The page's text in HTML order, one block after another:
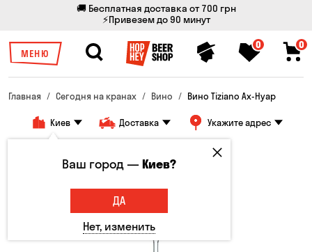
🚚 Бесплатная доставка от 700 грн
⚡Привезем до 90 минут
МЕНЮ
0 0
Главная Сегодня на кранах Вино Вино Tiziano Ах-Нуар
Киев Доставка Укажите адрес
Ваш город —Киев?
ДА
Нет, изменить